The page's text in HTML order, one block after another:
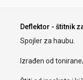
Deflektor - štitnik
Spojler za haubu.
Izrađen od